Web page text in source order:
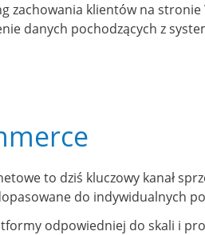
zachowania klientów na stronie
danych pochodzących z
to dziś kluczowy kanał
do indywidualnych
odpowiedniej do skali i